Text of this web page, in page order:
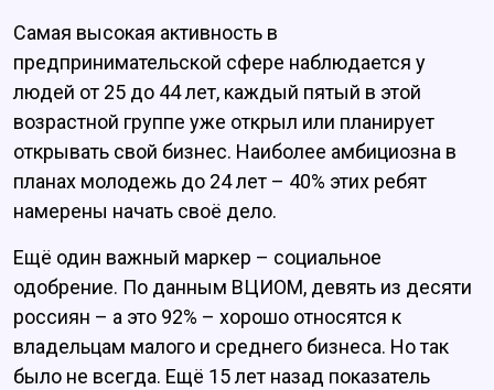
Самая высокая активность в
предпринимательской сфере наблюдается у
людей от 25 до 44 лет, каждый пятый в этой
возрастной группе уже открыл или планирует
открывать свой бизнес. Наиболее амбициозна в
планах молодежь до 24 лет – 40% этих ребят
намерены начать своё дело.
Ещё один важный маркер – социальное
одобрение. По данным ВЦИОМ, девять из десяти
россиян – а это 92% – хорошо относятся к
владельцам малого и среднего бизнеса. Но так
было не всегда. Ещё 15 лет назад показатель